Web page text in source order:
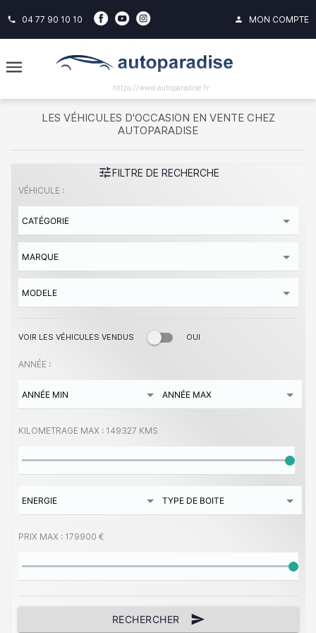
phone 04 77 90 10 10 person MON COMPTE
https://www.autoparadise.fr
LES VÉHICULES D'OCCASION EN VENTE CHEZ
AUTOPARADISE
tuneFILTRE DE RECHERCHE
VÉHICULE :
VOIR LES VÉHICULES VENDUS OUI
ANNÉE :
KILOMETRAGE MAX : 149327 KMS
PRIX MAX : 179900 €
RECHERCHER send